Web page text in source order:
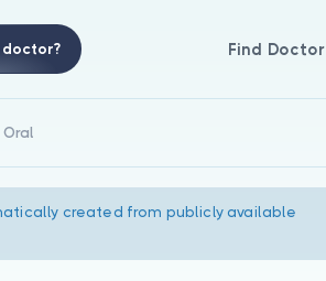
doctor? Find Doctor
Oral
created from publicly available